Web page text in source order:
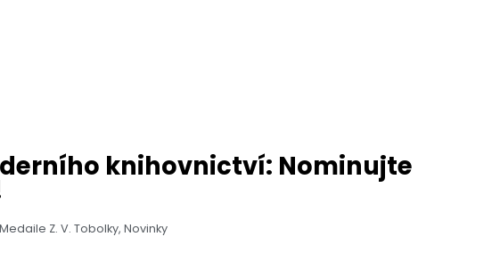
knihovnictví: Nominujte
Medaile Z. V. Tobolky, Novinky